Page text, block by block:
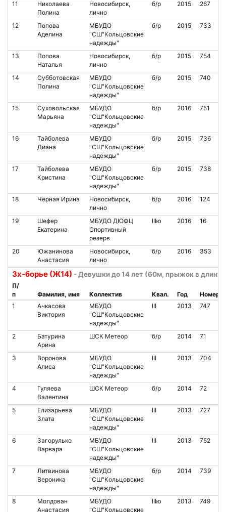
11
Николаева
Полина
Новосибирск,
лично
б/р 2015 267
12
Попова
Аделина
МБУДО
"СШ"Кольцовские
надежды"
б/р 2015 733
13
Попова
Наталья
Новосибирск,
лично
б/р 2015 754
14
Субботовская
Полина
МБУДО
"СШ"Кольцовские
надежды"
б/р 2015 740
15
Суховольская
Марьяна
МБУДО
"СШ"Кольцовские
надежды"
б/р 2016 751
16
Тайболева
Диана
МБУДО
"СШ"Кольцовские
надежды"
б/р 2015 736
17
Тайболева
Кристина
МБУДО
"СШ"Кольцовские
надежды"
б/р 2015 738
18 Чёрная Ирина
Новосибирск,
лично
б/р 2016 124
19
Шефер
Екатерина
МБУДО ДЮФЦ
Спортивный
резерв
IIIю 2016 16
20
Южанинова
Анастасия
Новосибирск,
лично
б/р 2016 353
3х-борье (Ж14) - Девушки до 14 лет (60м, прыжок в длину
П/
п
Фамилия, имя Коллектив Квал. Год
Номер
1
Ачкасова
Виктория
МБУДО
"СШ"Кольцовские
надежды"
III 2013 747
2
Батурина
Арина
ШСК Метеор б/р 2014 71
3
Воронова
Алиса
МБУДО
"СШ"Кольцовские
надежды"
III 2013 704
4
Гуляева
Валентина
ШСК Метеор б/р 2014 72
5
Елизарьева
Злата
МБУДО
"СШ"Кольцовские
надежды"
III 2013 727
6
Загорулько
Варвара
МБУДО
"СШ"Кольцовские
надежды"
III 2013 752
7
Литвинова
Вероника
МБУДО
"СШ"Кольцовские
надежды"
б/р 2014 739
8
Молдован
Анастасия
МБУДО
"СШ"Кольцовские
IIIю 2013 749